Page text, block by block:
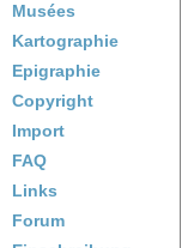
Musées
Kartographie
Epigraphie
Copyright
Import
FAQ
Links
Forum